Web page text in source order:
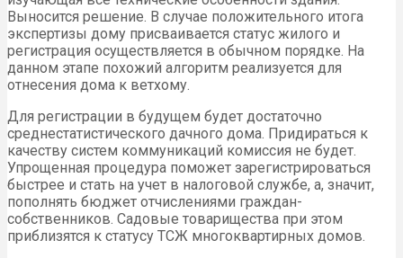
Выносится решение. В случае положительного итога
экспертизы дому присваивается статус жилого и
регистрация осуществляется в обычном порядке. На
данном этапе похожий алгоритм реализуется для
отнесения дома к ветхому.
Для регистрации в будущем будет достаточно
среднестатистического дачного дома. Придираться к
качеству систем коммуникаций комиссия не будет.
Упрощенная процедура поможет зарегистрироваться
быстрее и стать на учет в налоговой службе, а, значит,
пополнять бюджет отчислениями граждан-
собственников. Садовые товарищества при этом
приблизятся к статусу ТСЖ многоквартирных домов.